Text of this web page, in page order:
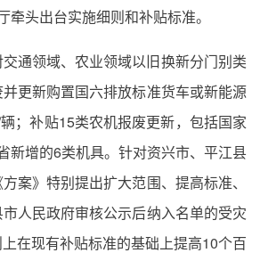
牵头出台实施细则和补贴标准。
交通领域、农业领域以旧换新分门别类
更新购置国六排放标准货车或新能源
；补贴15类农机报废更新，包括国家
新增的6类机具。针对资兴市、平江县
案》特别提出扩大范围、提高标准、
人民政府审核公示后纳入名单的受灾
在现有补贴标准的基础上提高10个百